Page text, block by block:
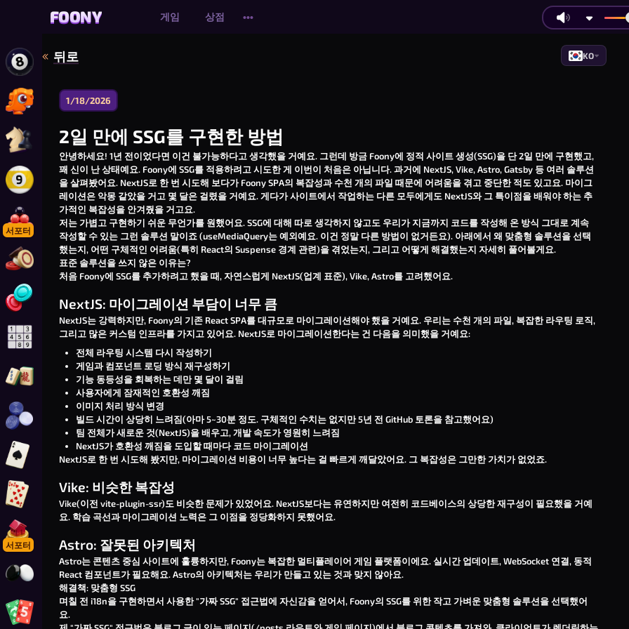
FOONY
FOONY 게임 상점 •••
뒤로
8볼 풀 온라인 플레이
다이노마이트 봄버 온라인 플레이
체스 온라인 플레이
9볼 풀 온라인 플레이
스누커 온라인 플레이
서포터
캐롬 플레이
사목 커넥트 플레이
스도쿠 온라인 플레이
마작 솔리테어 플레이
체커 온라인 플레이
스페이드 플레이
진 러미 플레이
푸노폴리 플레이
서포터
바둑 플레이
푸노 플레이
KO
1/18/2026
2일 만에 SSG를 구현한 방법
안녕하세요! 1년 전이었다면 이건 불가능하다고 생각했을 거예요. 그런데 방금 Foony에 정적 사이트 생성(SSG)을 단 2일 만에 구현했고,
꽤 신이 난 상태예요. Foony에 SSG를 적용하려고 시도한 게 이번이 처음은 아닙니다. 과거에 NextJS, Vike, Astro, Gatsby 등 여러 솔루션
을 살펴봤어요. NextJS로 한 번 시도해 보다가 Foony SPA의 복잡성과 수천 개의 파일 때문에 어려움을 겪고 중단한 적도 있고요. 마이그
레이션은 악몽 같았을 거고 몇 달은 걸렸을 거예요. 게다가 사이트에서 작업하는 다른 모두에게도 NextJS와 그 특이점을 배워야 하는 추
가적인 복잡성을 안겨줬을 거고요.
저는 가볍고 구현하기 쉬운 무언가를 원했어요. SSG에 대해 따로 생각하지 않고도 우리가 지금까지 코드를 작성해 온 방식 그대로 계속
작성할 수 있는 그런 솔루션 말이죠 (useMediaQuery는 예외예요. 이건 정말 다른 방법이 없거든요). 아래에서 왜 맞춤형 솔루션을 선택
했는지, 어떤 구체적인 어려움(특히 React의 Suspense 경계 관련)을 겪었는지, 그리고 어떻게 해결했는지 자세히 풀어볼게요.
표준 솔루션을 쓰지 않은 이유는?
처음 Foony에 SSG를 추가하려고 했을 때, 자연스럽게 NextJS(업계 표준), Vike, Astro를 고려했어요.
NextJS: 마이그레이션 부담이 너무 큼
NextJS는 강력하지만, Foony의 기존 React SPA를 대규모로 마이그레이션해야 했을 거예요. 우리는 수천 개의 파일, 복잡한 라우팅 로직,
그리고 많은 커스텀 인프라를 가지고 있어요. NextJS로 마이그레이션한다는 건 다음을 의미했을 거예요:
전체 라우팅 시스템 다시 작성하기
게임과 컴포넌트 로딩 방식 재구성하기
기능 동등성을 회복하는 데만 몇 달이 걸림
사용자에게 잠재적인 호환성 깨짐
이미지 처리 방식 변경
빌드 시간이 상당히 느려짐(아마 5~30분 정도. 구체적인 수치는 없지만5년 전 GitHub 토론을 참고했어요)
팀 전체가 새로운 것(NextJS)을 배우고, 개발 속도가 영원히 느려짐
NextJS가 호환성 깨짐을 도입할 때마다 코드 마이그레이션
NextJS로 한 번 시도해 봤지만, 마이그레이션 비용이 너무 높다는 걸 빠르게 깨달았어요. 그 복잡성은 그만한 가치가 없었죠.
Vike: 비슷한 복잡성
Vike(이전 vite-plugin-ssr)도 비슷한 문제가 있었어요. NextJS보다는 유연하지만 여전히 코드베이스의 상당한 재구성이 필요했을 거예
요. 학습 곡선과 마이그레이션 노력은 그 이점을 정당화하지 못했어요.
Astro: 잘못된 아키텍처
Astro는 콘텐츠 중심 사이트에 훌륭하지만, Foony는 복잡한 멀티플레이어 게임 플랫폼이에요. 실시간 업데이트, WebSocket 연결, 동적
React 컴포넌트가 필요해요. Astro의 아키텍처는 우리가 만들고 있는 것과 맞지 않아요.
해결책: 맞춤형 SSG
며칠 전 i18n을 구현하면서 사용한 "가짜 SSG" 접근법에 자신감을 얻어서, Foony의 SSG를 위한 작고 가벼운 맞춤형 솔루션을 선택했어
요.